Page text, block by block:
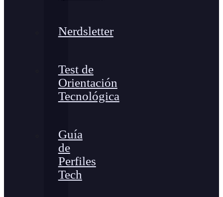
Nerdsletter
Test de
Orientación
Tecnológica
Guía
de
Perfiles
Tech